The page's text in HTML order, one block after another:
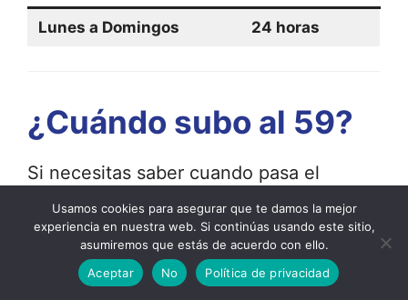
Lunes a Domingos 24 horas
¿Cuándo subo al 59?
Si necesitas saber cuando pasa el
colectivo 59 por un lugar especifico o
saber cuanto tiempo de demora tiene
presiona el siguiente botón y averígualo.
Usamos cookies para asegurar que te damos la mejor
experiencia en nuestra web. Si continúas usando este sitio,
asumiremos que estás de acuerdo con ello.
Aceptar
No Política de privacidad